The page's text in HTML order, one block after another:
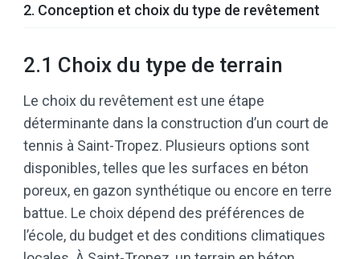
2. Conception et choix du type de revêtement
2.1 Choix du type de terrain
Le choix du revêtement est une étape
déterminante dans la construction d’un court de
tennis à Saint-Tropez. Plusieurs options sont
disponibles, telles que les surfaces en béton
poreux, en gazon synthétique ou encore en terre
battue. Le choix dépend des préférences de
l’école, du budget et des conditions climatiques